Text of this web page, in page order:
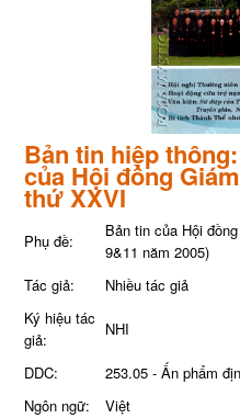
Bản tin hiệp
của Hội đồng
thứ XXVI
Phụ đề:
Bản tin của Hội
9&11 năm 2005)
Tác giả:
Nhiều tác giả
Ký hiệu tác
giả:
NHI
DDC:
253.05 - Ấn phẩm
Ngôn ngữ:
Việt